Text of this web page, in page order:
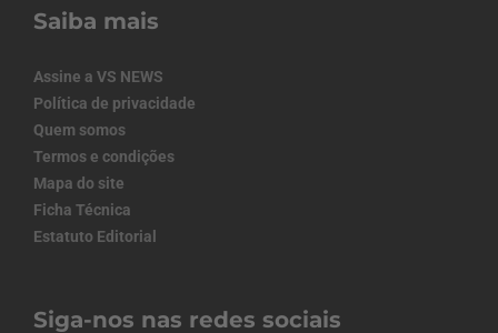
Saiba mais
Assine a VS NEWS
Política de privacidade
Quem somos
Termos e condições
Mapa do site
Ficha Técnica
Estatuto Editorial
Siga-nos nas redes sociais